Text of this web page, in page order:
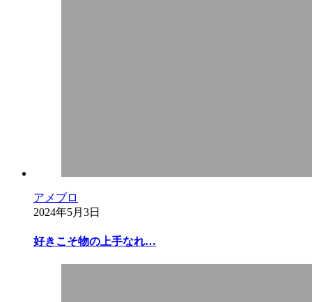
アメブロ
2024年5月3日
好きこそ物の上手なれ…